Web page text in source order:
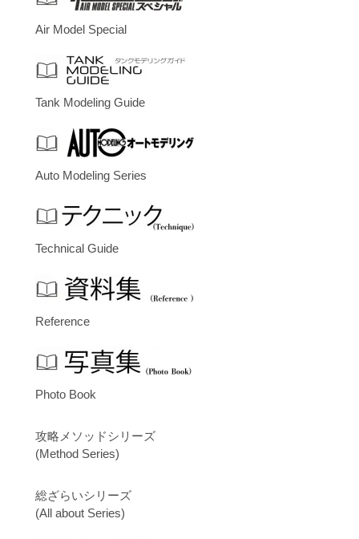
Air Model Special
Tank Modeling Guide
Auto Modeling Series
Technical Guide
Reference
Photo Book
攻略メソッドシリーズ
(Method Series)
総ざらいシリーズ
(All about Series)